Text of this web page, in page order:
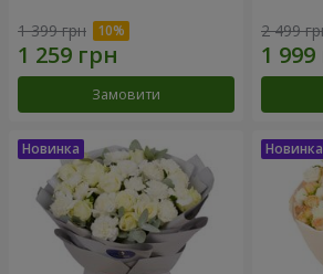
1 399 грн
Замовити
2 499